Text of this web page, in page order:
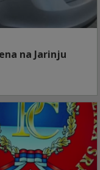
na Jarinju